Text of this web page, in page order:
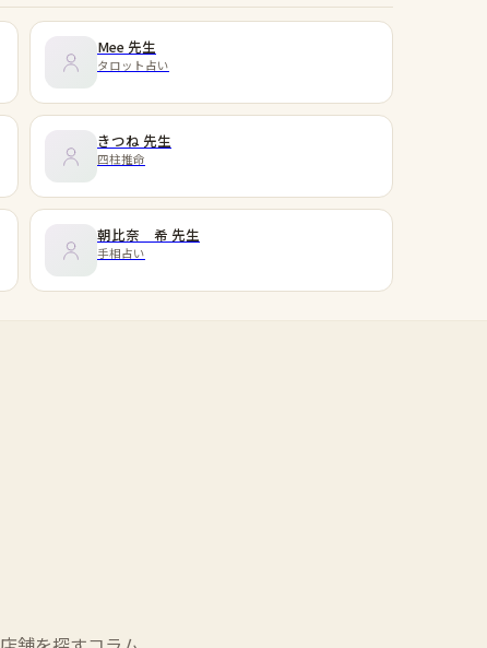
Mee 先生
タロット占い
きつね 先生
四柱推命
朝比奈 希 先生
手相占い